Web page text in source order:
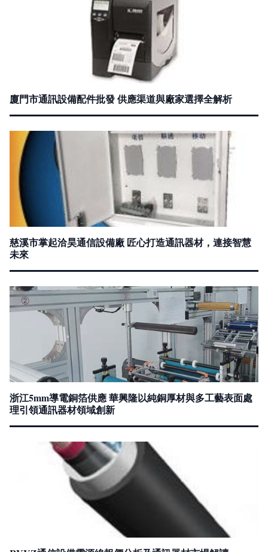
廈門市通訊設備配件批發 供應渠道與廠家選擇全解析
慈溪市掌起洽昊通信設備廠 匠心打造通訊器材，連接智慧
未來
浙江5mm導電銅箔供應 華興隆以純銅厚材與多工藝表面處
理引領通訊器材領域創新